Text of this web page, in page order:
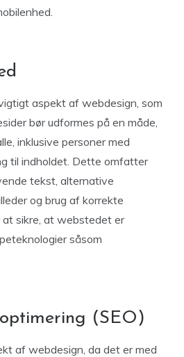
aspekt af webdesign, som
bør udformes på en måde,
inklusive personer med
til indholdet. Dette omfatter
tekst, alternative
og brug af korrekte
sikre, at webstedet er
såsom
(SEO)
af webdesign, da det er med